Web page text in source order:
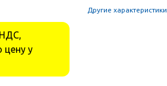
цену у
Другие характеристики